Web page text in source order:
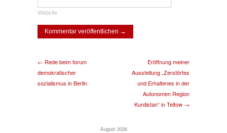
Website
← Rede beim forum
demokratischer
sozialismus in Berlin
Eröffnung meiner
Ausstellung „Zerstörtes
und Erhaltenes in der
Autonomen Region
Kurdistan“ in Teltow →
August 2026